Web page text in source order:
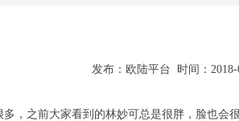
发布：欧陆平台 时间：2018-
，之前大家看到的林妙可总是很胖，脸也会